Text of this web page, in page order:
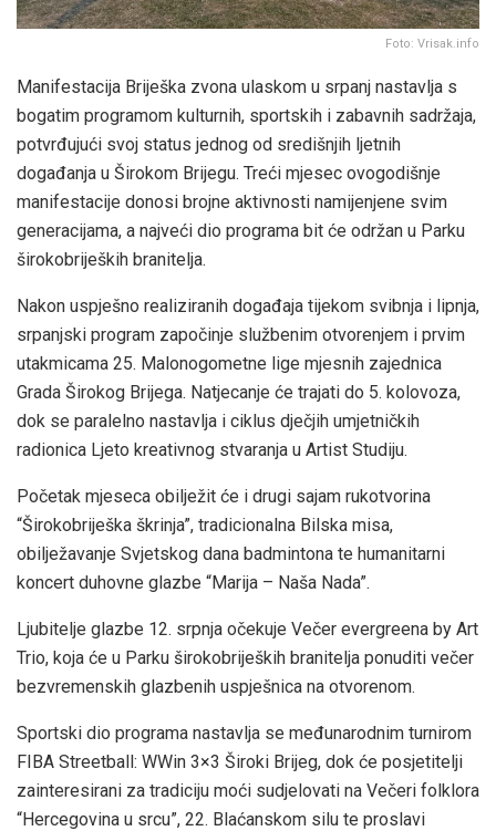
Foto: Vrisak.info
Manifestacija Briješka zvona ulaskom u srpanj nastavlja s
bogatim programom kulturnih, sportskih i zabavnih sadržaja,
potvrđujući svoj status jednog od središnjih ljetnih
događanja u Širokom Brijegu. Treći mjesec ovogodišnje
manifestacije donosi brojne aktivnosti namijenjene svim
generacijama, a najveći dio programa bit će održan u Parku
širokobrijeških branitelja.
Nakon uspješno realiziranih događaja tijekom svibnja i lipnja,
srpanjski program započinje službenim otvorenjem i prvim
utakmicama 25. Malonogometne lige mjesnih zajednica
Grada Širokog Brijega. Natjecanje će trajati do 5. kolovoza,
dok se paralelno nastavlja i ciklus dječjih umjetničkih
radionica Ljeto kreativnog stvaranja u Artist Studiju.
Početak mjeseca obilježit će i drugi sajam rukotvorina
“Širokobriješka škrinja”, tradicionalna Bilska misa,
obilježavanje Svjetskog dana badmintona te humanitarni
koncert duhovne glazbe “Marija – Naša Nada”.
Ljubitelje glazbe 12. srpnja očekuje Večer evergreena by Art
Trio, koja će u Parku širokobrijeških branitelja ponuditi večer
bezvremenskih glazbenih uspješnica na otvorenom.
Sportski dio programa nastavlja se međunarodnim turnirom
FIBA Streetball: WWin 3×3 Široki Brijeg, dok će posjetitelji
zainteresirani za tradiciju moći sudjelovati na Večeri folklora
“Hercegovina u srcu”, 22. Blaćanskom silu te proslavi